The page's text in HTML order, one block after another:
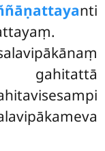
nti